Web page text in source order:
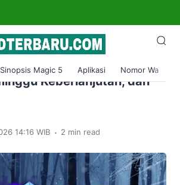
Sinopsis Magic 5 Aplikasi Nomor Wa
pada bulan April 2023
Musim Semi, Hari
Keberlanjutan, dan
14:16 WIB . 2 min read